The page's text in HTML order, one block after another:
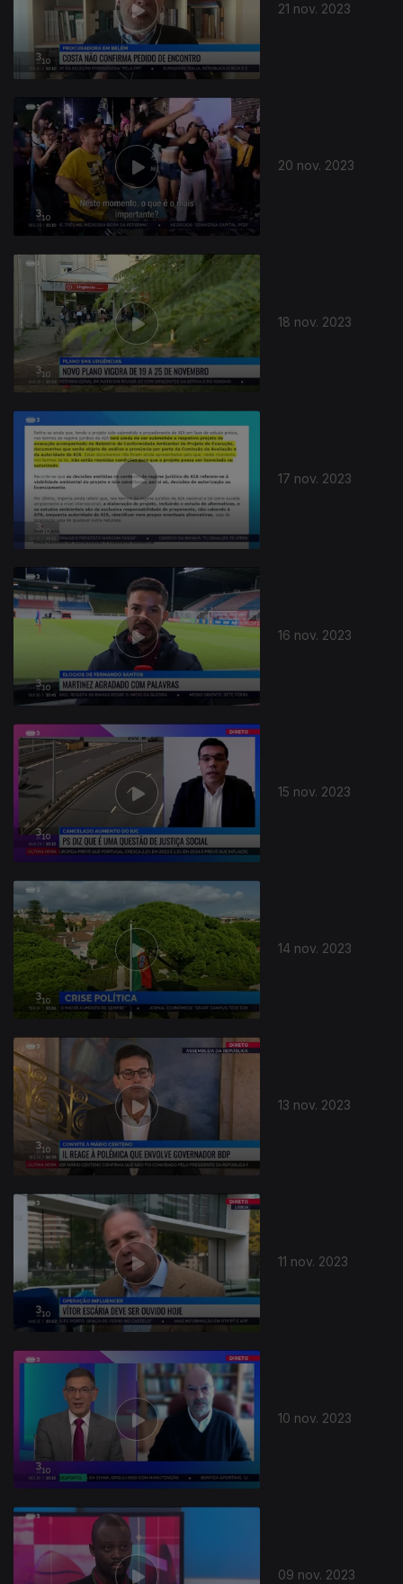
21 nov. 2023
20 nov. 2023
18 nov. 2023
17 nov. 2023
16 nov. 2023
15 nov. 2023
14 nov. 2023
13 nov. 2023
11 nov. 2023
10 nov. 2023
09 nov. 2023